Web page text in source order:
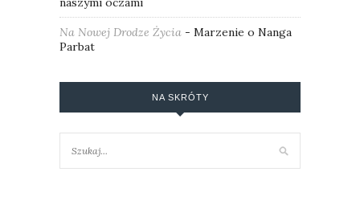
Na Nowej Drodze Życia - Marzenie o Nanga
Parbat
NA SKRÓTY